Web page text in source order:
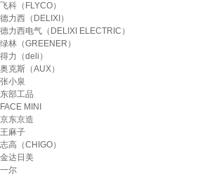
飞科（FLYCO）
德力西（DELIXI）
德力西电气（DELIXI ELECTRIC）
绿林（GREENER）
得力（deli）
奥克斯（AUX）
张小泉
东部工品
FACE MINI
京东京造
王麻子
志高（CHIGO）
金达日美
一尔